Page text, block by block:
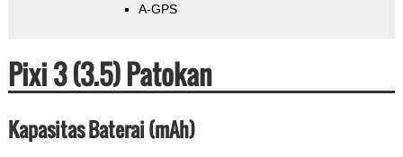
A-GPS
Pixi 3 (3.5) Patokan
Kapasitas Baterai (mAh)